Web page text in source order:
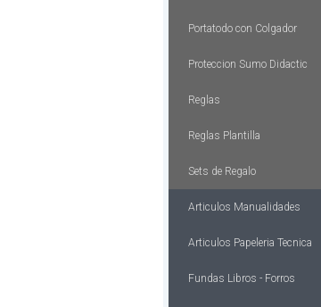
Portatodo con Colgador
Proteccion Sumo Didactic
Reglas
Reglas Plantilla
Sets de Regalo
Articulos Manualidades
Articulos Papeleria Tecnica
Fundas Libros - Forros